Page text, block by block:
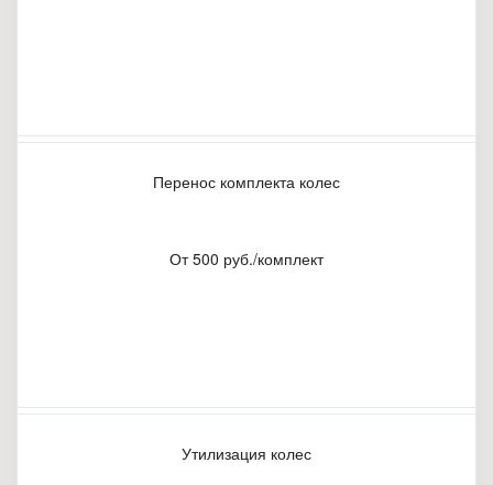
Перенос комплекта колес
От 500 руб./комплект
Утилизация колес